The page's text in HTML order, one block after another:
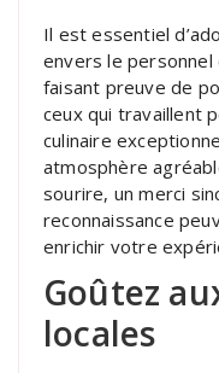
Il est essentiel
envers le personnel
faisant preuve de
ceux qui travaillent
culinaire
atmosphère
sourire, un merci
reconnaissance
enrichir votre
Goûtez
locales